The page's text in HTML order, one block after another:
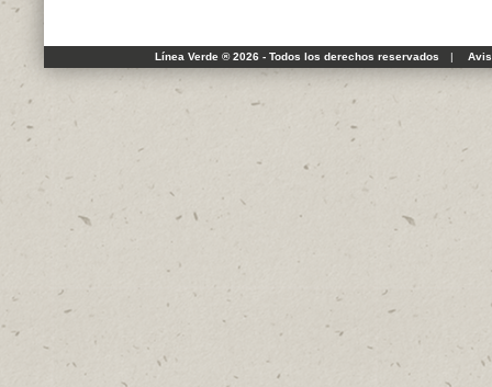
Línea Verde ® 2026 - Todos los derechos reservados |